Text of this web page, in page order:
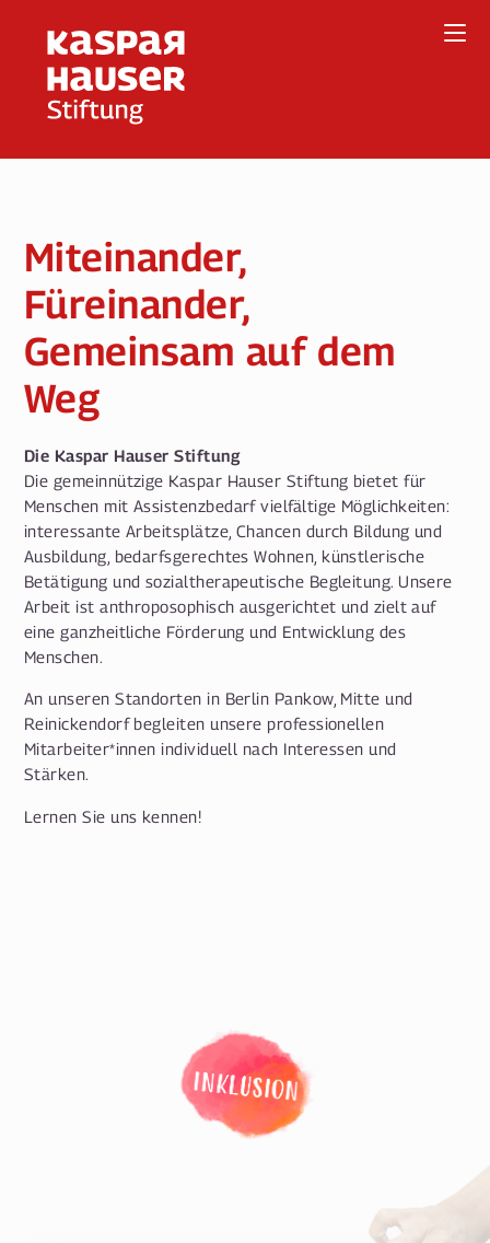
Miteinander,
Füreinander,
Gemeinsam auf dem
Weg
Die Kaspar Hauser Stiftung
Die gemeinnützige Kaspar Hauser Stiftung bietet für
Menschen mit Assistenzbedarf vielfältige Möglichkeiten:
interessante Arbeitsplätze, Chancen durch Bildung und
Ausbildung, bedarfsgerechtes Wohnen, künstlerische
Betätigung und sozialtherapeutische Begleitung. Unsere
Arbeit ist anthroposophisch ausgerichtet und zielt auf
eine ganzheitliche Förderung und Entwicklung des
Menschen.
An unseren Standorten in Berlin Pankow, Mitte und
Reinickendorf begleiten unsere professionellen
Mitarbeiter*innen individuell nach Interessen und
Stärken.
Lernen Sie uns kennen!